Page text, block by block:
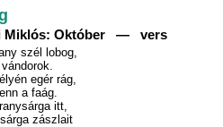
Miklós: Október — vers
szél lobog,
egér rág,
a faág.
itt,
zászlait